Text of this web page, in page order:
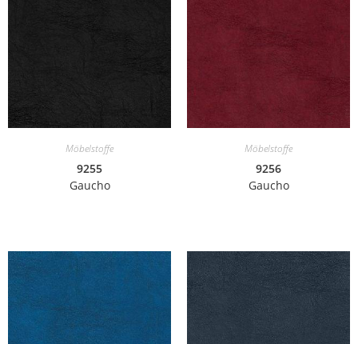
Möbelstoffe
9255
Gaucho
Möbelstoffe
9256
Gaucho